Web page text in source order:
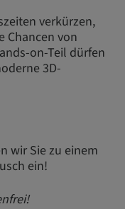
verkürzen,
Chancen von
on-Teil dürfen
3D-
wir Sie zu einem
ein!